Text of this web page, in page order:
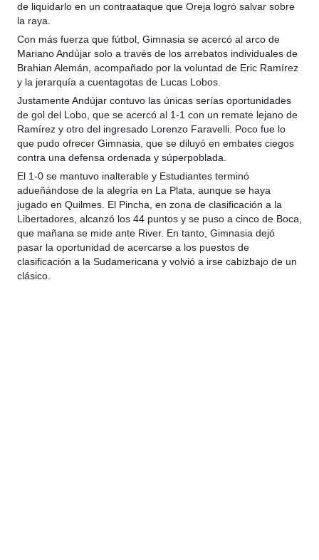
de liquidarlo en un contraataque que Oreja logró salvar sobre
la raya.
Con más fuerza que fútbol, Gimnasia se acercó al arco de
Mariano Andújar solo a través de los arrebatos individuales de
Brahian Alemán, acompañado por la voluntad de Eric Ramírez
y la jerarquía a cuentagotas de Lucas Lobos.
Justamente Andújar contuvo las únicas serías oportunidades
de gol del Lobo, que se acercó al 1-1 con un remate lejano de
Ramírez y otro del ingresado Lorenzo Faravelli. Poco fue lo
que pudo ofrecer Gimnasia, que se diluyó en embates ciegos
contra una defensa ordenada y súperpoblada.
El 1-0 se mantuvo inalterable y Estudiantes terminó
adueñándose de la alegría en La Plata, aunque se haya
jugado en Quilmes. El Pincha, en zona de clasificación a la
Libertadores, alcanzó los 44 puntos y se puso a cinco de Boca,
que mañana se mide ante River. En tanto, Gimnasia dejó
pasar la oportunidad de acercarse a los puestos de
clasificación a la Sudamericana y volvió a irse cabizbajo de un
clásico.